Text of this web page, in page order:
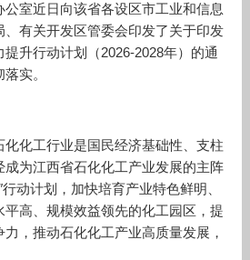
室近日向该省各设区市工业和信息
有关开发区管委会印发了关于印发
升行动计划（2026-2028年）的通
实。
化化工行业是国民经济基础性、支柱
为江西省石化化工产业发展的主阵
动计划，加快培育产业特色鲜明、
高、规模效益领先的化工园区，提
，推动石化化工产业高质量发展，